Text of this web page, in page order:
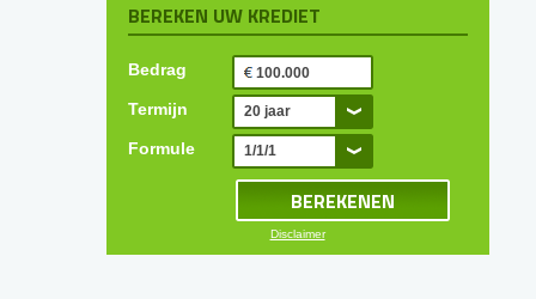
BEREKEN UW KREDIET
Bedrag
Termijn 20 jaar
Formule 1/1/1
Disclaimer